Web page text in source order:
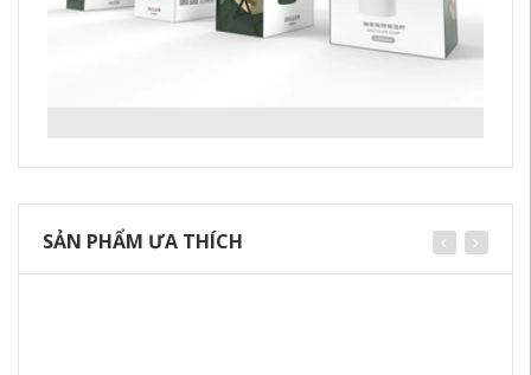
SẢN PHẨM ƯA THÍCH